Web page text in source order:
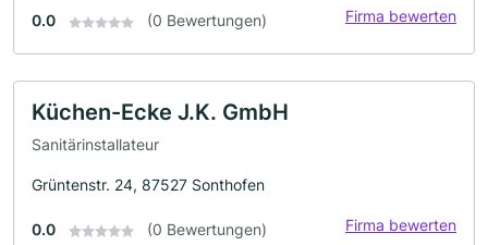
0.0 (0 Bewertungen) Firma bewerten
Küchen-Ecke J.K. GmbH
Sanitärinstallateur
Grüntenstr. 24, 87527 Sonthofen
0.0 (0 Bewertungen) Firma bewerten